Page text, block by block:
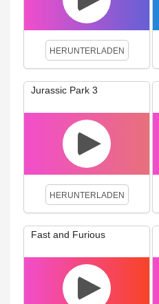
HERUNTERLADEN
Jurassic Park 3
HERUNTERLADEN
Fast and Furious